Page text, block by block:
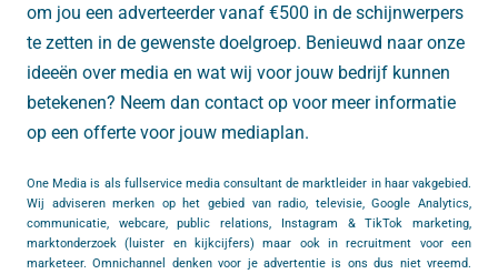
om jou een adverteerder vanaf €500 in de schijnwerpers
te zetten in de gewenste doelgroep. Benieuwd naar onze
ideeën over media en wat wij voor jouw bedrijf kunnen
betekenen? Neem dan contact op voor meer informatie
op een offerte voor jouw mediaplan.
One Media is als fullservice media consultant de marktleider in haar vakgebied.
Wij adviseren merken op het gebied van radio, televisie, Google Analytics,
communicatie, webcare, public relations, Instagram & TikTok marketing,
marktonderzoek (luister en kijkcijfers) maar ook in recruitment voor een
marketeer. Omnichannel denken voor je advertentie is ons dus niet vreemd.